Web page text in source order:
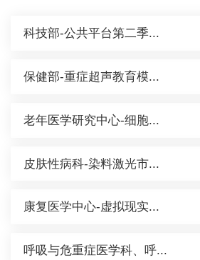
科技部-公共平台第二季...
保健部-重症超声教育模...
老年医学研究中心-细胞...
皮肤性病科-染料激光市...
康复医学中心-虚拟现实...
呼吸与危重症医学科、呼...